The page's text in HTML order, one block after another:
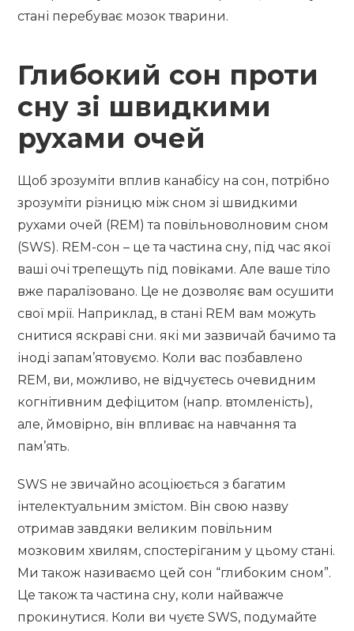
стані перебуває мозок тварини.
Глибокий сон проти
сну зі швидкими
рухами очей
Щоб зрозуміти вплив канабісу на сон, потрібно
зрозуміти різницю між сном зі швидкими
рухами очей (REM) та повільноволновим сном
(SWS). REM-сон – це та частина сну, під час якої
ваші очі трепещуть під повіками. Але ваше тіло
вже паралізовано. Це не дозволяє вам осушити
свої мрії. Наприклад, в стані REM вам можуть
снитися яскраві сни. які ми зазвичай бачимо та
іноді запам’ятовуємо. Коли вас позбавлено
REM, ви, можливо, не відчуєтесь очевидним
когнітивним дефіцитом (напр. втомленість),
але, ймовірно, він впливає на навчання та
пам’ять.
SWS не звичайно асоціюється з багатим
інтелектуальним змістом. Він свою назву
отримав завдяки великим повільним
мозковим хвилям, спостеріганим у цьому стані.
Ми також називаємо цей сон “глибоким сном”.
Це також та частина сну, коли найважче
прокинутися. Коли ви чуєте SWS, подумайте